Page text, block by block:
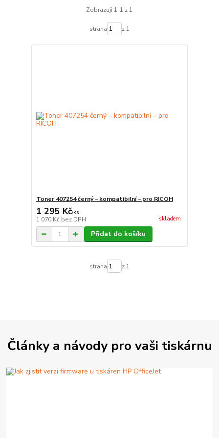
Zobrazuji 1-1 z 1
strana z 1
Toner 407254 černý – kompatibilní – pro RICOH
1 295 Kč/ks
1 070 Kč bez DPH skladem
Přidat do košíku
strana z 1
Články a návody pro vaši tiskárnu